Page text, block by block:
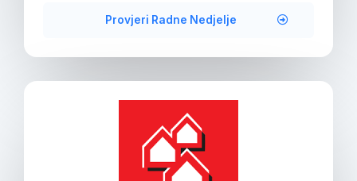
Provjeri Radne Nedjelje